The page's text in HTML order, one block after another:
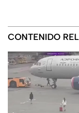
CONTENIDO